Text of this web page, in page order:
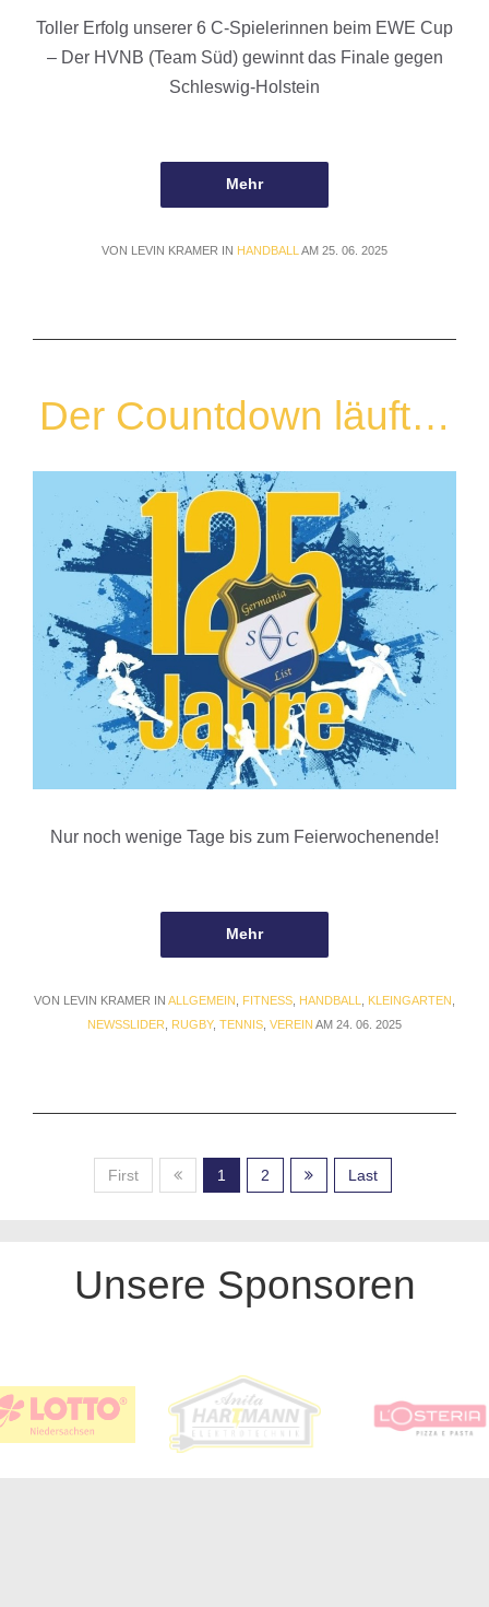
Toller Erfolg unserer 6 C-Spielerinnen beim EWE Cup
– Der HVNB (Team Süd) gewinnt das Finale gegen
Schleswig-Holstein
Mehr
VON LEVIN KRAMER IN HANDBALLAM 25. 06. 2025
Der Countdown läuft…
Nur noch wenige Tage bis zum Feierwochenende!
Mehr
VON LEVIN KRAMER IN ALLGEMEIN, FITNESS, HANDBALL, KLEINGARTEN,
NEWSSLIDER, RUGBY, TENNIS, VEREIN AM 24. 06. 2025
First 1 2 Last
Unsere Sponsoren